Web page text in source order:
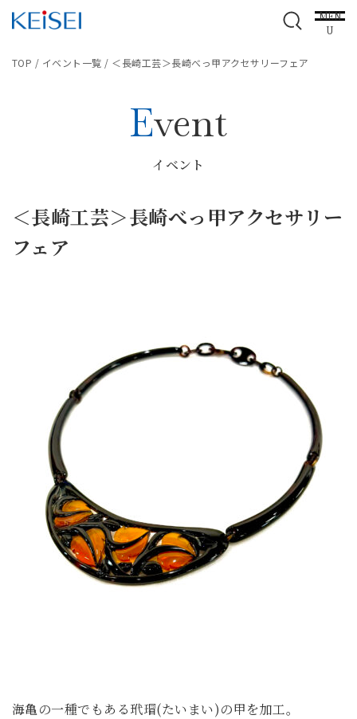
MEN
U
TOP / イベント一覧 / ＜長崎工芸＞長崎べっ甲アクセサリーフェア
Event
イベント
＜長崎工芸＞長崎べっ甲アクセサリー
フェア
海亀の一種でもある玳瑁(たいまい)の甲を加工。